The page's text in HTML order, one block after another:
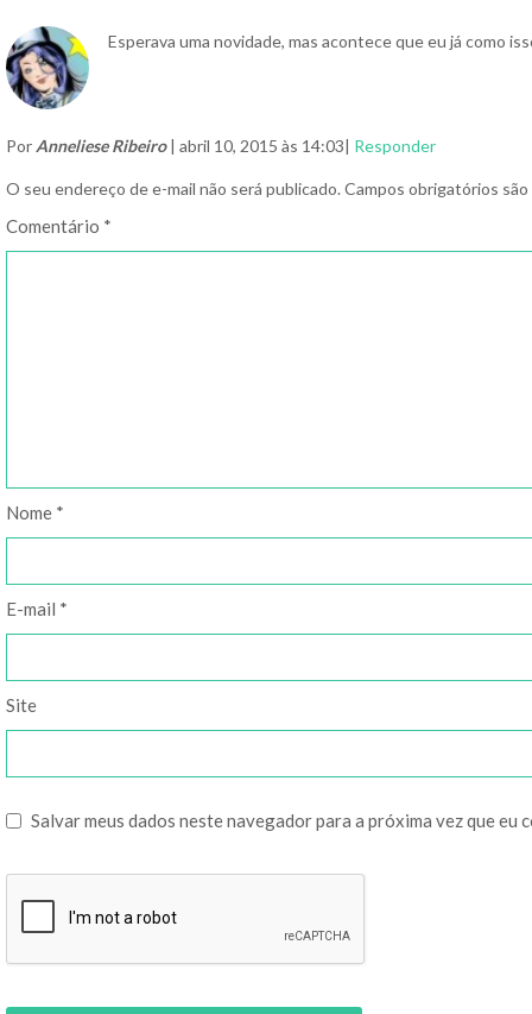
Esperava uma novidade, mas acontece que eu já como
Por Anneliese Ribeiro| abril 10, 2015 às 14:03| Responder
O seu endereço de e-mail não será publicado. Campos obrigatórios
Comentário *
Nome *
E-mail *
Site
Salvar meus dados neste navegador para a próxima vez que eu